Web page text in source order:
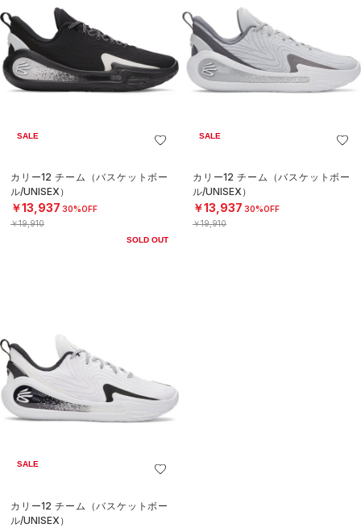
SALE
カリー12 チーム（バスケットボー
ル/UNISEX）
￥13,937 30%OFF
￥19,910
SOLD OUT
SALE
カリー12 チーム（バスケットボー
ル/UNISEX）
￥13,937 30%OFF
￥19,910
SALE
カリー12 チーム（バスケットボー
ル/UNISEX）